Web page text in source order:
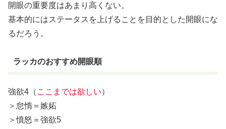
開眼の重要度はあまり高くない。
基本的にはステータスを上げることを目的とした開眼にな
るだろう。
ラッカのおすすめ開眼順
強欲4（ ここまでは欲しい）
＞怠惰＝嫉妬
＞憤怒＝強欲5